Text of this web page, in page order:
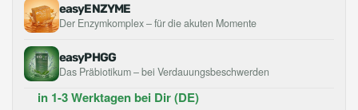
easyENZYME
Der Enzymkomplex – für die akuten Momente
easyPHGG
Das Präbiotikum – bei Verdauungsbeschwerden
in 1-3 Werktagen bei Dir (DE)